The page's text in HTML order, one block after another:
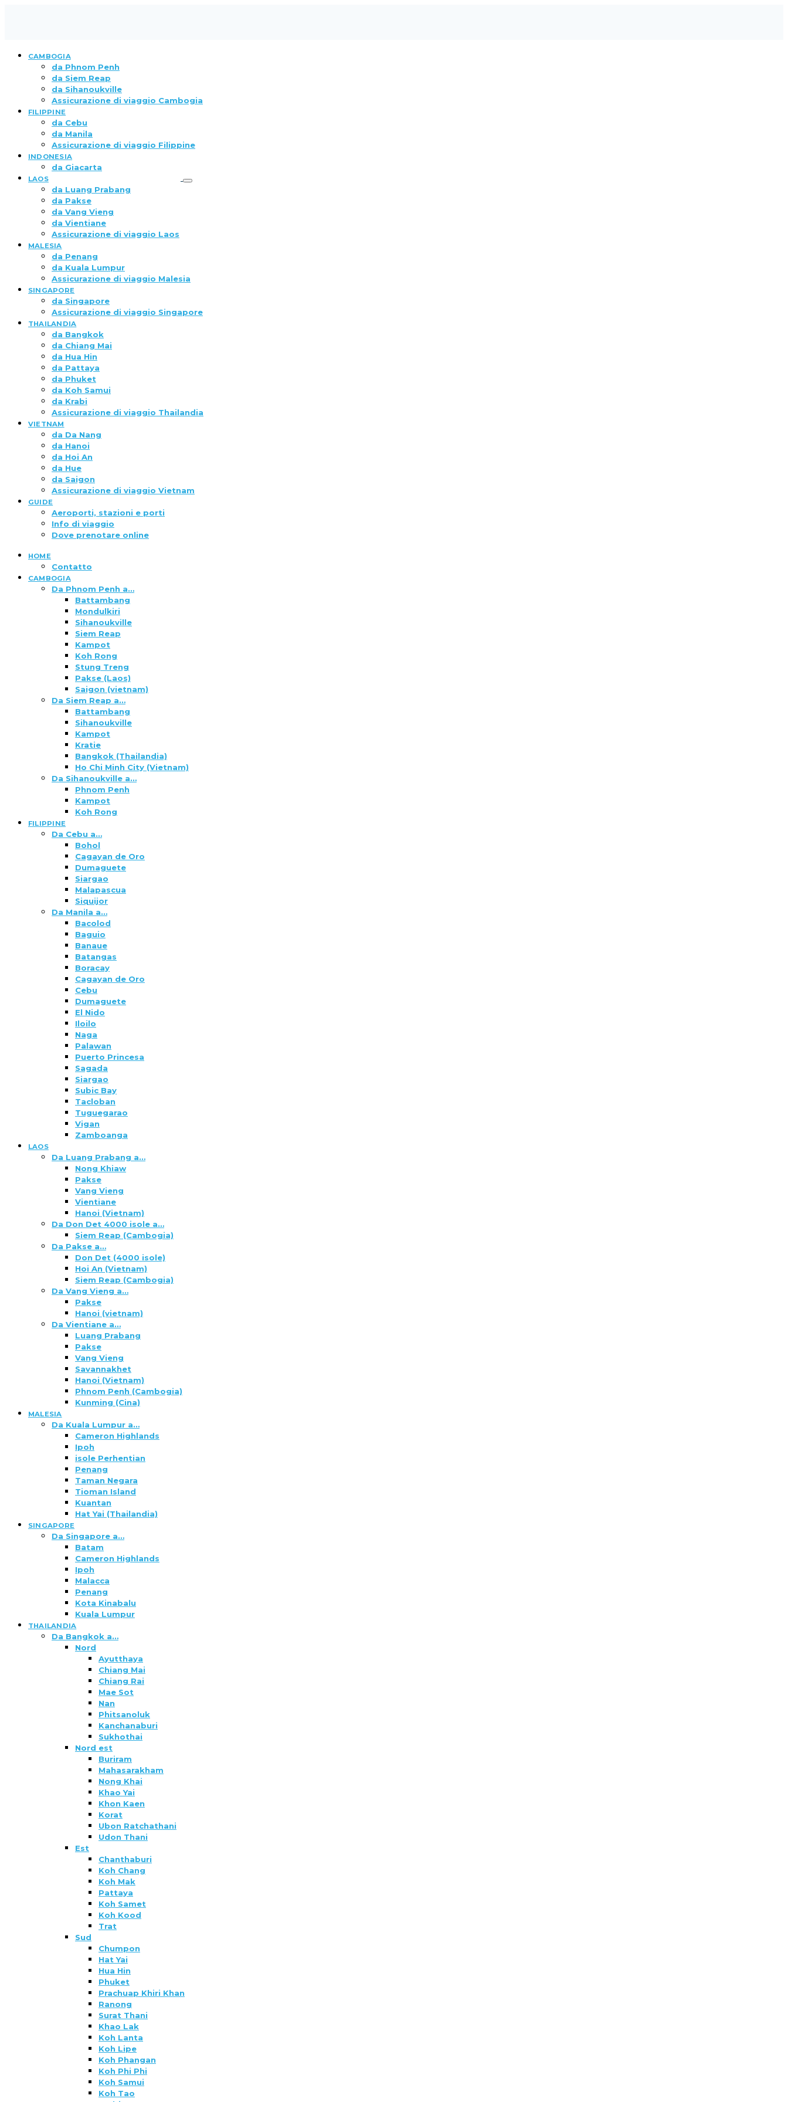
CAMBOGIA
da Phnom Penh
da Siem Reap
da Sihanoukville
Assicurazione di viaggio Cambogia
FILIPPINE
da Cebu
da Manila
Assicurazione di viaggio Filippine
INDONESIA
da Giacarta
LAOS
da Luang Prabang
da Pakse
da Vang Vieng
da Vientiane
Assicurazione di viaggio Laos
MALESIA
da Penang
da Kuala Lumpur
Assicurazione di viaggio Malesia
SINGAPORE
da Singapore
Assicurazione di viaggio Singapore
THAILANDIA
da Bangkok
da Chiang Mai
da Hua Hin
da Pattaya
da Phuket
da Koh Samui
da Krabi
Assicurazione di viaggio Thailandia
VIETNAM
da Da Nang
da Hanoi
da Hoi An
da Hue
da Saigon
Assicurazione di viaggio Vietnam
GUIDE
Aeroporti, stazioni e porti
Info di viaggio
Dove prenotare online
HOME
Contatto
CAMBOGIA
Da Phnom Penh a…
Battambang
Mondulkiri
Sihanoukville
Siem Reap
Kampot
Koh Rong
Stung Treng
Pakse (Laos)
Saigon (vietnam)
Da Siem Reap a…
Battambang
Sihanoukville
Kampot
Kratie
Bangkok (Thailandia)
Ho Chi Minh City (Vietnam)
Da Sihanoukville a…
Phnom Penh
Kampot
Koh Rong
FILIPPINE
Da Cebu a…
Bohol
Cagayan de Oro
Dumaguete
Siargao
Malapascua
Siquijor
Da Manila a…
Bacolod
Baguio
Banaue
Batangas
Boracay
Cagayan de Oro
Cebu
Dumaguete
El Nido
Iloilo
Naga
Palawan
Puerto Princesa
Sagada
Siargao
Subic Bay
Tacloban
Tuguegarao
Vigan
Zamboanga
LAOS
Da Luang Prabang a…
Nong Khiaw
Pakse
Vang Vieng
Vientiane
Hanoi (Vietnam)
Da Don Det 4000 isole a…
Siem Reap (Cambogia)
Da Pakse a…
Don Det (4000 isole)
Hoi An (Vietnam)
Siem Reap (Cambogia)
Da Vang Vieng a…
Pakse
Hanoi (vietnam)
Da Vientiane a…
Luang Prabang
Pakse
Vang Vieng
Savannakhet
Hanoi (Vietnam)
Phnom Penh (Cambogia)
Kunming (Cina)
MALESIA
Da Kuala Lumpur a…
Cameron Highlands
Ipoh
isole Perhentian
Penang
Taman Negara
Tioman Island
Kuantan
Hat Yai (Thailandia)
SINGAPORE
Da Singapore a…
Batam
Cameron Highlands
Ipoh
Malacca
Penang
Kota Kinabalu
Kuala Lumpur
THAILANDIA
Da Bangkok a…
Nord
Ayutthaya
Chiang Mai
Chiang Rai
Mae Sot
Nan
Phitsanoluk
Kanchanaburi
Sukhothai
Nord est
Buriram
Mahasarakham
Nong Khai
Khao Yai
Khon Kaen
Korat
Ubon Ratchathani
Udon Thani
Est
Chanthaburi
Koh Chang
Koh Mak
Pattaya
Koh Samet
Koh Kood
Trat
Sud
Chumpon
Hat Yai
Hua Hin
Phuket
Prachuap Khiri Khan
Ranong
Surat Thani
Khao Lak
Koh Lanta
Koh Lipe
Koh Phangan
Koh Phi Phi
Koh Samui
Koh Tao